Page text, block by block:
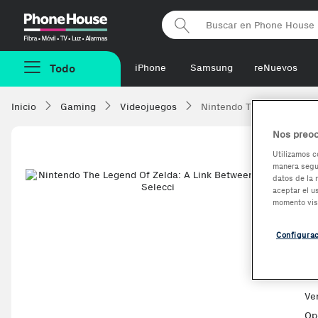
Phonehouse
Todo iPhone Samsung reNuevos
Inicio Gaming Videojuegos Nintendo The Legend Of
Nos
Utilizamos
manera
datos de la
aceptar el
momento